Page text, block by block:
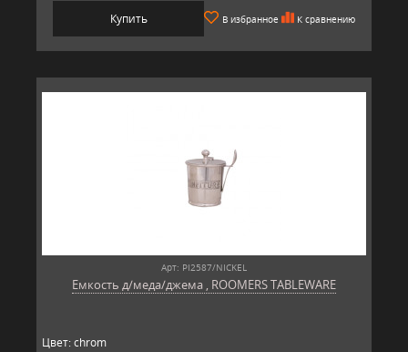
Купить В избранное К сравнению
Арт: PI2587/NICKEL
Емкость д/меда/джема , ROOMERS TABLEWARE
Цвет: chrom